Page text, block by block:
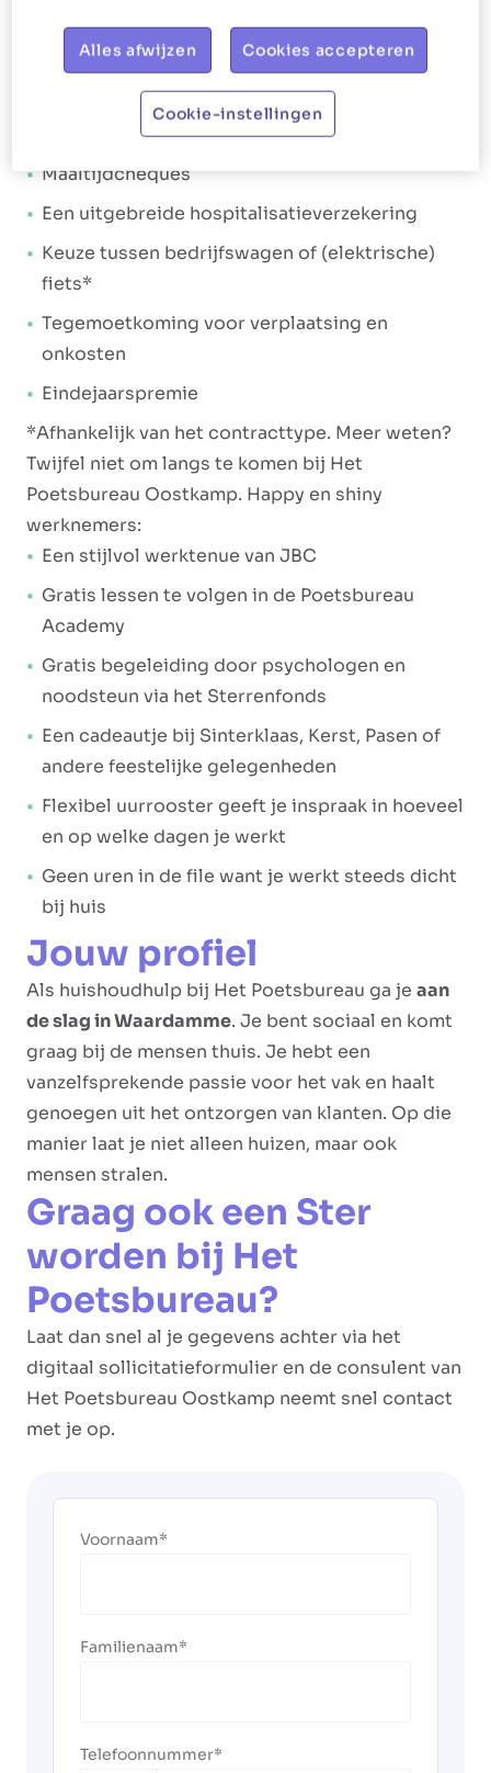
alleen een aantrekkelijk loonpakket , maar ook
tal vanextralegale voordelen. Loonpakket:
Een brutoloon dat minimaal € 14,67 en
maximaal € 15,53 per uur bedraagt
Maaltijdcheques
Een uitgebreide hospitalisatieverzekering
Keuze tussen bedrijfswagen of (elektrische)
fiets*
Tegemoetkoming voor verplaatsing en
onkosten
Eindejaarspremie
*Afhankelijk van het contracttype. Meer weten?
Twijfel niet om langs te komen bij Het
Poetsbureau Oostkamp. Happy en shiny
werknemers:
Een stijlvol werktenue van JBC
Gratis lessen te volgen in de Poetsbureau
Academy
Gratis begeleiding door psychologen en
noodsteun via het Sterrenfonds
Een cadeautje bij Sinterklaas, Kerst, Pasen of
andere feestelijke gelegenheden
Flexibel uurrooster geeft je inspraak in hoeveel
en op welke dagen je werkt
Geen uren in de file want je werkt steeds dicht
bij huis
Jouw profiel
Als huishoudhulp bij Het Poetsbureau ga je aan
de slag in Waardamme. Je bent sociaal en komt
graag bij de mensen thuis. Je hebt een
vanzelfsprekende passie voor het vak en haalt
genoegen uit het ontzorgen van klanten. Op die
manier laat je niet alleen huizen, maar ook
mensen stralen.
Graag ook een Ster
worden bij Het
Poetsbureau?
Laat dan snel al je gegevens achter via het
digitaal sollicitatieformulier en de consulent van
Het Poetsbureau Oostkamp neemt snel contact
met je op.
Voornaam
Familienaam
Telefoonnummer
Alles afwijzen Cookies accepteren
Cookie-instellingen